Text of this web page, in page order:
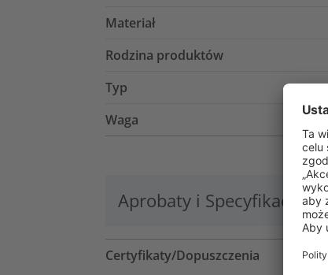
Materiał
Rodzina produktów
Typ
Waga
Aprobaty i Specyfikacje
Certyfikaty/Dopuszczenia